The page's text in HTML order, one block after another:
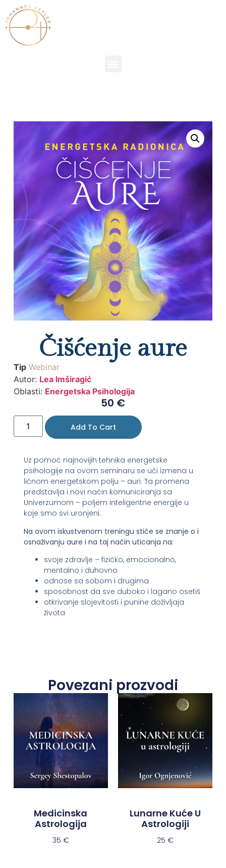
Čišćenje aure
Tip Webinar
Autor: Lea Imširagić
Oblasti: Energetska Psihologija
50 €
Add To Cart
Uz pomoć najnovijih tehnika energetske
psihologije na ovom seminaru se uči izmena u
ličnom energetskom polju – auri. Ta promena
predstavlja i novi način komuniciranja sa
Univerzumom – poljem inteligentne energije u
koje smo svi uronjeni.
Na ovom iskustvenom treningu stiče se znanje o i
osnaživanju aure i na taj način uticanja na:
svoje zdravlje – fizičko, emocionalno,
mentalno i duhovno
odnose sa sobom i drugima
sposobnost da sve duboko i lagano osetiš
otkrivanje slojevitosti i punine doživljaja
života
Povezani prozvodi
Medicinska
Astrologija
35 €
Lunarne Kuće U
Astrologiji
25€